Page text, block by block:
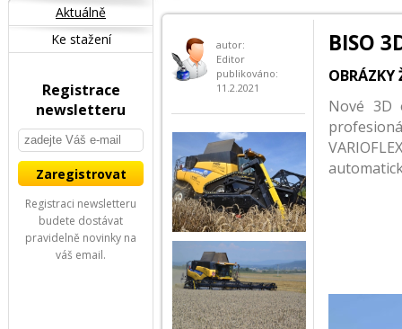
autor:
Editor
publikováno:
11.2.2021
BISO
OBRÁZKY
Nové 3D
Aktuálně
Ke stažení
Registrace
newsletteru
Registraci newsletteru
budete dostávat
pravidelně novinky na
váš email.